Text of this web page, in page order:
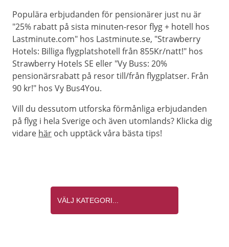
Populära erbjudanden för pensionärer just nu är
"25% rabatt på sista minuten-resor flyg + hotell hos
Lastminute.com" hos Lastminute.se, "Strawberry
Hotels: Billiga flygplatshotell från 855Kr/natt!" hos
Strawberry Hotels SE eller "Vy Buss: 20%
pensionärsrabatt på resor till/från flygplatser. Från
90 kr!" hos Vy Bus4You.
Vill du dessutom utforska förmånliga erbjudanden
på flyg i hela Sverige och även utomlands? Klicka dig
vidare här och upptäck våra bästa tips!